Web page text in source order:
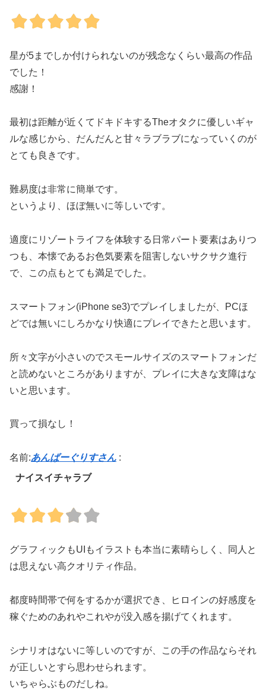
星が5までしか付けられないのが残念なくらい最高の作品
でした！
感謝！
最初は距離が近くてドキドキするTheオタクに優しいギャ
ルな感じから、だんだんと甘々ラブラブになっていくのが
とても良きです。
難易度は非常に簡単です。
というより、ほぼ無いに等しいです。
適度にリゾートライフを体験する日常パート要素はありつ
つも、本懐であるお色気要素を阻害しないサクサク進行
で、この点もとても満足でした。
スマートフォン(iPhone se3)でプレイしましたが、PCほ
どでは無いにしろかなり快適にプレイできたと思います。
所々文字が小さいのでスモールサイズのスマートフォンだ
と読めないところがありますが、プレイに大きな支障はな
いと思います。
買って損なし！
名前:あんばーぐりすさん :
ナイスイチャラブ
グラフィックもUIもイラストも本当に素晴らしく、同人と
は思えない高クオリティ作品。
都度時間帯で何をするかが選択でき、ヒロインの好感度を
稼ぐためのあれやこれやが没入感を揚げてくれます。
シナリオはないに等しいのですが、この手の作品ならそれ
が正しいとすら思わせられます。
いちゃらぶものだしね。